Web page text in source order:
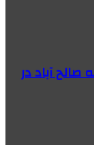
آباد در